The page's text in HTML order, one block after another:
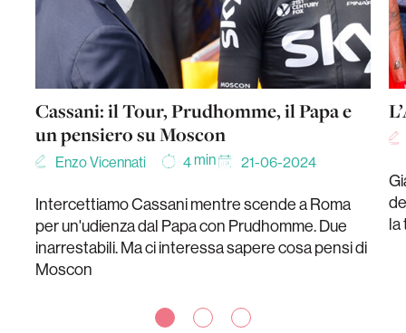
Cassani: il Tour, Prudhomme, il Papa e
un pensiero su Moscon
Enzo Vicennati 4min 21-06-2024
Intercettiamo Cassani mentre scende a Roma
per un'udienza dal Papa con Prudhomme. Due
inarrestabili. Ma ci interessa sapere cosa pensi di
Moscon
la